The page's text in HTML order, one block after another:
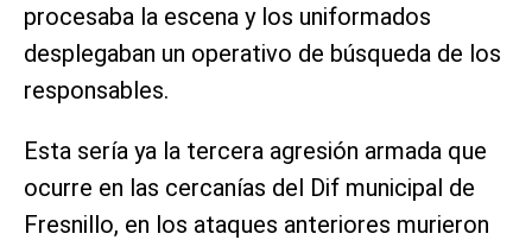
procesaba la escena y los uniformados
desplegaban un operativo de búsqueda de los
responsables.
Esta sería ya la tercera agresión armada que
ocurre en las cercanías del Dif municipal de
Fresnillo, en los ataques anteriores murieron